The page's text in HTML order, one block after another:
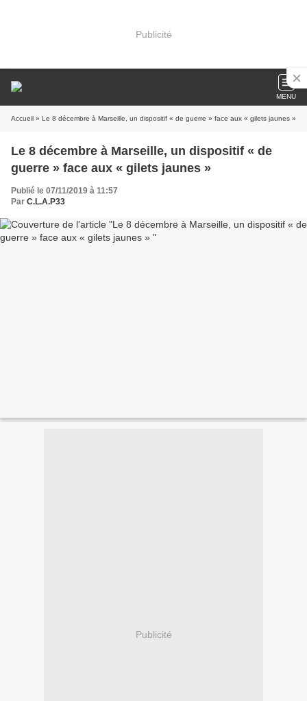
Publicité
MENU
Accueil » Le 8 décembre à Marseille, un dispositif « de guerre » face aux « gilets jaunes »
Le 8 décembre à Marseille, un dispositif « de
guerre » face aux « gilets jaunes »
Publié le 07/11/2019 à 11:57
Par C.L.A.P33
Publicité